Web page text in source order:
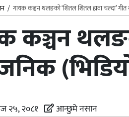
/ गायक कञ्चन थलङको ‘शितल शितल हावा चल्दा’ गीत
कञ्चन
२५, २०८१ आन्छुमे नसान